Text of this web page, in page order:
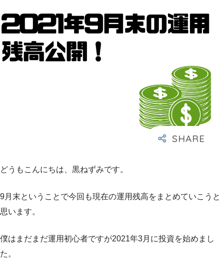
どうもこんにちは、黒ねずみです。
9月末ということで今回も現在の運用残高をまとめていこうと
思います。
僕はまだまだ運用初心者ですが2021年3月に投資を始めまし
た。